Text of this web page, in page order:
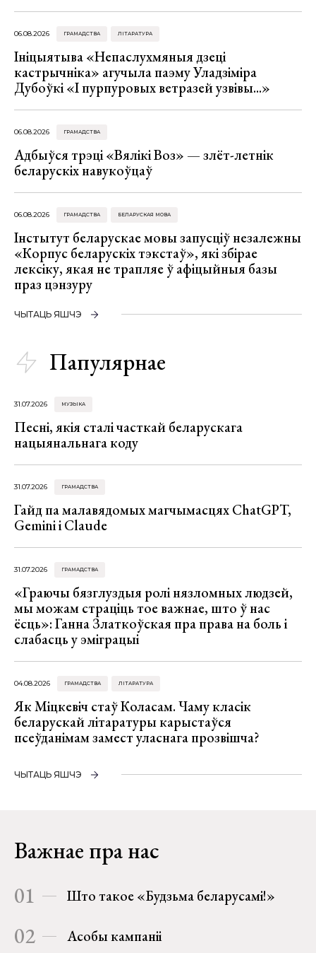
06.08.2026 ГРАМАДСТВА ЛІТАРАТУРА
Ініцыятыва «Непаслухмяныя дзеці
кастрычніка» агучыла паэму Уладзіміра
Дубоўкі «І пурпуровых ветразей узвівы...»
06.08.2026 ГРАМАДСТВА
Адбыўся трэці «Вялікі Воз» — злёт-летнік
беларускіх навукоўцаў
06.08.2026 ГРАМАДСТВА БЕЛАРУСКАЯ МОВА
Інстытут беларускае мовы запусціў незалежны
«Корпус беларускіх тэкстаў», які збірае
лексіку, якая не трапляе ў афіцыйныя базы
праз цэнзуру
ЧЫТАЦЬ ЯШЧЭ
Папулярнае
31.07.2026 МУЗЫКА
Песні, якія сталі часткай беларускага
нацыянальнага коду
31.07.2026 ГРАМАДСТВА
Гайд па малавядомых магчымасцях ChatGPT,
Gemini і Claude
31.07.2026 ГРАМАДСТВА
«Граючы бязглуздыя ролі нязломных людзей,
мы можам страціць тое важнае, што ў нас
ёсць»: Ганна Златкоўская пра права на боль і
слабасць у эміграцыі
04.08.2026 ГРАМАДСТВА ЛІТАРАТУРА
Як Міцкевіч стаў Коласам. Чаму класік
беларускай літаратуры карыстаўся
псеўданімам замест уласнага прозвішча?
ЧЫТАЦЬ ЯШЧЭ
Важнае пра нас
01 Што такое «Будзьма беларусамі!»
02 Асобы кампаніі